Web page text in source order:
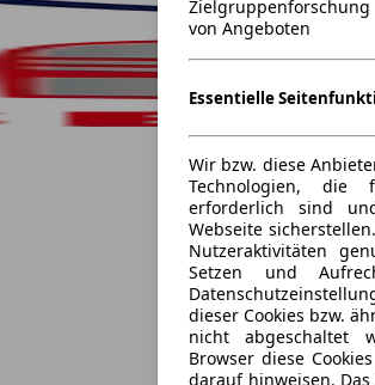
von Angeboten
Essentielle
Wir bzw. diese
Technologien, die
erforderlich sind
Webseite
Nutzeraktivitäten
Setzen und
dieser Cookies bzw.
nicht abgeschaltet
Browser diese
darauf hinweisen.